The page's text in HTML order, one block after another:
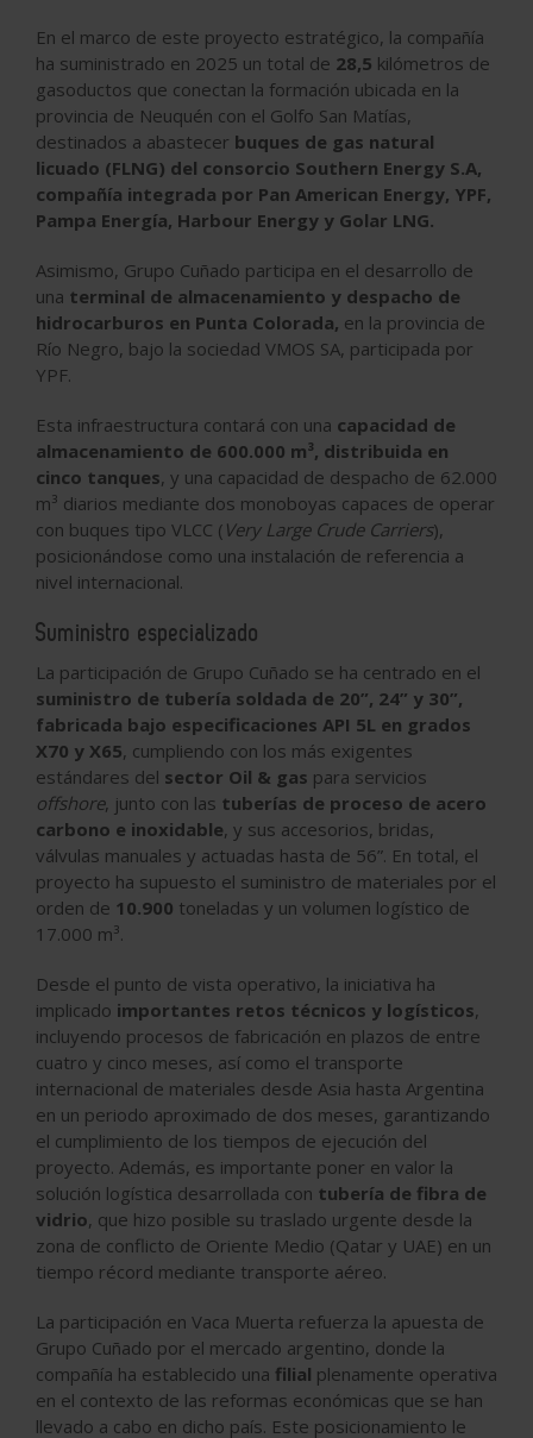
En el marco de este proyecto estratégico, la compañía
ha suministrado en 2025 un total de 28,5 kilómetros de
gasoductos que conectan la formación ubicada en la
provincia de Neuquén con el Golfo San Matías,
destinados a abastecer buques de gas natural
licuado (FLNG) del consorcio Southern Energy S.A,
compañía integrada por Pan American Energy, YPF,
Pampa Energía, Harbour Energy y Golar LNG.
Asimismo, Grupo Cuñado participa en el desarrollo de
una terminal de almacenamiento y despacho de
hidrocarburos en Punta Colorada, en la provincia de
Río Negro, bajo la sociedad VMOS SA, participada por
YPF.
Esta infraestructura contará con una capacidad de
almacenamiento de 600.000 m³, distribuida en
cinco tanques, y una capacidad de despacho de 62.000
m³ diarios mediante dos monoboyas capaces de operar
con buques tipo VLCC ( Very Large Crude Carriers),
posicionándose como una instalación de referencia a
nivel internacional.
Suministro especializado
La participación de Grupo Cuñado se ha centrado en el
suministro de tubería soldada de 20”, 24” y 30”,
fabricada bajo especificaciones API 5L en grados
X70 y X65, cumpliendo con los más exigentes
estándares del sector Oil & gas para servicios
offshore, junto con las tuberías de proceso de acero
carbono e inoxidable, y sus accesorios, bridas,
válvulas manuales y actuadas hasta de 56”. En total, el
proyecto ha supuesto el suministro de materiales por el
orden de 10.900 toneladas y un volumen logístico de
17.000 m³.
Desde el punto de vista operativo, la iniciativa ha
implicado importantes retos técnicos y logísticos,
incluyendo procesos de fabricación en plazos de entre
cuatro y cinco meses, así como el transporte
internacional de materiales desde Asia hasta Argentina
en un periodo aproximado de dos meses, garantizando
el cumplimiento de los tiempos de ejecución del
proyecto. Además, es importante poner en valor la
solución logística desarrollada con tubería de fibra de
vidrio, que hizo posible su traslado urgente desde la
zona de conflicto de Oriente Medio (Qatar y UAE) en un
tiempo récord mediante transporte aéreo.
La participación en Vaca Muerta refuerza la apuesta de
Grupo Cuñado por el mercado argentino, donde la
compañía ha establecido una filial plenamente operativa
en el contexto de las reformas económicas que se han
llevado a cabo en dicho país. Este posicionamiento le